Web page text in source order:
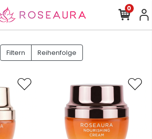
0
Filtern Reihenfolge